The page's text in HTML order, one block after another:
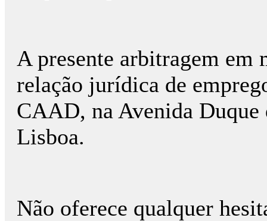
A presente arbitragem
relação jurídica de
CAAD, na Avenida
Lisboa.
Não oferece qualquer